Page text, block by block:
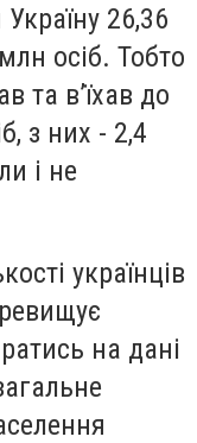
26,36
осіб. Тобто
та в’їхав до
з них - 2,4
і не
українців
на дані